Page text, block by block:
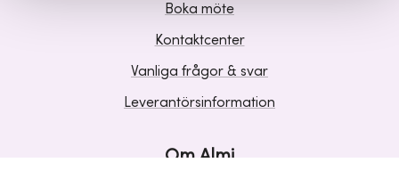
Boka möte
Kontaktcenter
Vanliga frågor & svar
Leverantörsinformation
Om Almi